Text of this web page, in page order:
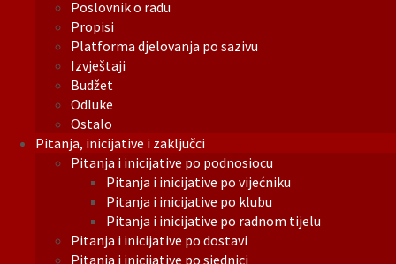
Poslovnik o radu
Propisi
Platforma djelovanja po sazivu
Izvještaji
Budžet
Odluke
Ostalo
Pitanja, inicijative i zaključci
Pitanja i inicijative po podnosiocu
Pitanja i inicijative po vijećniku
Pitanja i inicijative po klubu
Pitanja i inicijative po radnom tijelu
Pitanja i inicijative po dostavi
Pitanja i inicijative po sjednici